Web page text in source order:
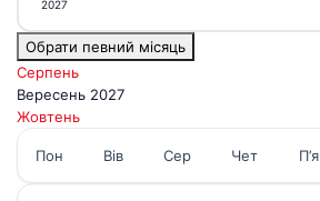
Обрати певний місяць
Серпень
Вересень 2027
Жовтень
Пон Вів Сер Чет П’я